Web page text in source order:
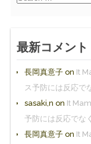
最新コメント
長岡真意子on It
ス予防には反応で
sasaki,n on It
予防には反応でな
長岡真意子on It